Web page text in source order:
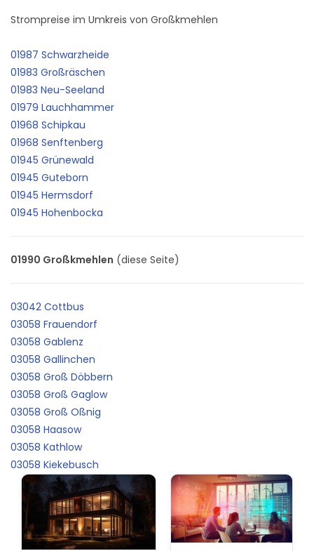
Strompreise im Umkreis von Großkmehlen
01987 Schwarzheide
01983 Großräschen
01983 Neu-Seeland
01979 Lauchhammer
01968 Schipkau
01968 Senftenberg
01945 Grünewald
01945 Guteborn
01945 Hermsdorf
01945 Hohenbocka
01990 Großkmehlen (diese Seite)
03042 Cottbus
03058 Frauendorf
03058 Gablenz
03058 Gallinchen
03058 Groß Döbbern
03058 Groß Gaglow
03058 Groß Oßnig
03058 Haasow
03058 Kathlow
03058 Kiekebusch